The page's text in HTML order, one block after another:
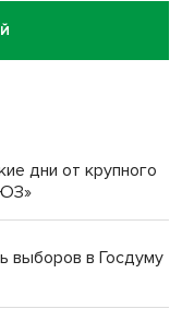
смерть
селе лошади
вошли в топ-16
дни от крупного
выборов в Госдуму